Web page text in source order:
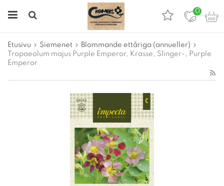
0
Etusivu Siemenet
Blommande ettåriga (annueller)
Tropaeolum majus Purple Emperor, Krasse, Slinger-, Purple
Emperor